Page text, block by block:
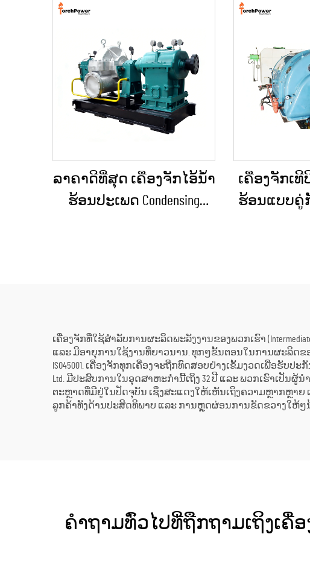
ລາຄາດີທີ່ສຸດ ເຄື່ອງຈັກໄອ້ນ້ຳ
ຮ້ອນປະເພດ Condensing
ເຄື່ອງຈັກເ
ຮ້ອນແບບຄູ່
ເຄື່ອງຈັກທີ່ໃຊ້ສຳລັບການຜະລິດພະລັງງານຂອງພວກເຮົາ
ແລະ ມີອາຍຸການໃຊ້ງານທີ່ຍາວນານ. ທຸກໆຂັ້ນຕອນໃນການຜະລິດຂອງ
ISO45001. ເຄື່ອງຈັກທຸກເຄື່ອງຈະຖືກທົດສອບຢ່າງເຂັ້ມງວດເພື່ອຮັບປະກັນ
Ltd. ມີປະສົບການໃນອຸດສາຫະກຳນີ້ເຖິງ 32 ປີ ແລະ ພວກເຮົາເປັນ
ຕະຫຼາດທີ່ມີຢູ່ໃນປັດຈຸບັນ ເຊິ່ງສະແດງໃຫ້ເຫັນເຖິງຄວາມຫຼາກຫຼາຍ
ລູກຄ້າທັງດ້ານປະສິດທິພາບ ແລະ ການຫຼຸດຜ່ອນການຂັດຂວາງໃຫ້ໆ
ຄຳຖາມທົ່ວໄປທີ່ຖືກຖາມເຖິງເຄື່ອງ